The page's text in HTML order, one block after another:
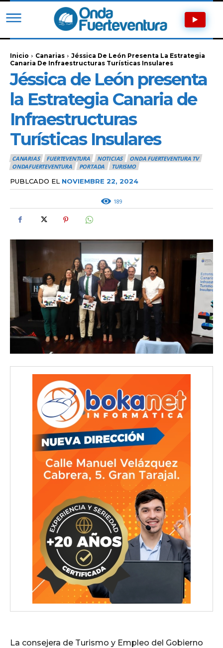
Inicio Canarias
Jéssica De León Presenta La Estrategia
Canaria De Infraestructuras Turísticas Insulares
Jéssica de León presenta
la Estrategia Canaria de
Infraestructuras
Turísticas Insulares
CANARIAS FUERTEVENTURA NOTICIAS
ONDA FUERTEVENTURA TV
ONDAFUERTEVENTURA
PORTADA TURISMO
PUBLCADO EL NOVIEMBRE 22, 2024
189
La consejera de Turismo y Empleo del Gobierno